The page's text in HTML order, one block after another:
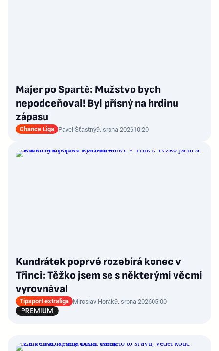
Majer po Spartě: Mužstvo bych
nepodceňoval! Byl přísný na hrdinu
zápasu
Chance Liga Pavel Šťastný9. srpna 202610:20
Kundrátek poprvé rozebírá konec v
Třinci: Těžko jsem se s některými věcmi
vyrovnával
Tipsport extraliga Miroslav Horák9. srpna 202605:00